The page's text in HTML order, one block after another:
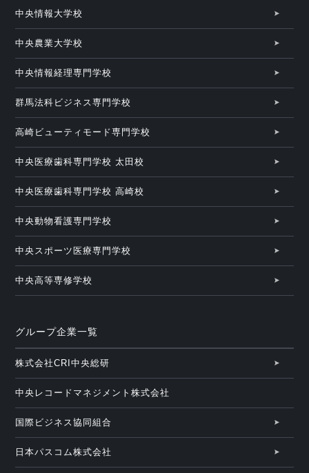
中央情報大学校
中央農業大学校
中央情報経理専門学校
群馬法科ビジネス専門学校
高崎ビューティモード専門学校
中央医療歯科専門学校 太田校
中央医療歯科専門学校 高崎校
中央動物看護専門学校
中央スポーツ医療専門学校
中央高等専修学校
グループ企業一覧
株式会社CRI中央総研
中央レコードマネジメント株式会社
国際ビジネス協同組合
日本パスコム株式会社